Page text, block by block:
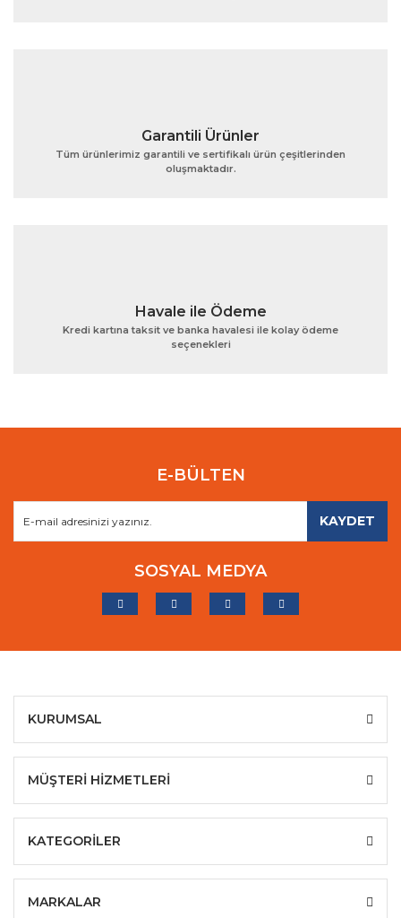
Gönder
Garantili Ürünler
Tüm ürünlerimiz garantili ve sertifikalı ürün çeşitlerinden
oluşmaktadır.
Havale ile Ödeme
Kredi kartına taksit ve banka havalesi ile kolay ödeme
seçenekleri
E-BÜLTEN
KAYDET
SOSYAL MEDYA
KURUMSAL
MÜŞTERİ HİZMETLERİ
KATEGORİLER
MARKALAR